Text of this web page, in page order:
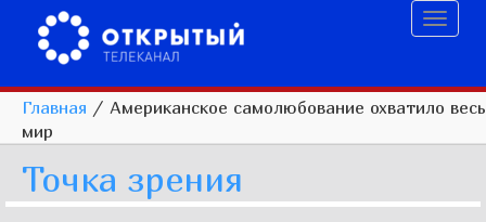
Главная / Американское самолюбование охватило весь
мир
Точка зрения